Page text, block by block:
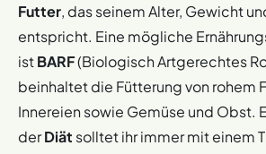
Futter, das seinem Alter, Gewicht
entspricht. Eine mögliche
istBARF(Biologisch Artgerechtes
beinhaltet die Fütterung von rohem
Innereien sowie Gemüse und Obst.
derDiät solltet ihr immer mit einem